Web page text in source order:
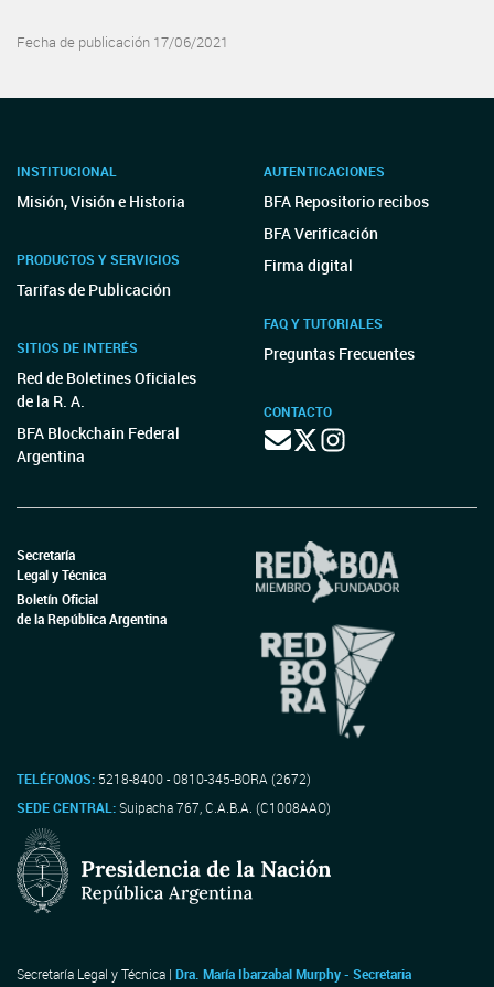
Fecha de publicación 17/06/2021
INSTITUCIONAL
Misión, Visión e Historia
PRODUCTOS Y SERVICIOS
Tarifas de Publicación
SITIOS DE INTERÉS
Red de Boletines Oficiales
de la R. A.
BFA Blockchain Federal
Argentina
AUTENTICACIONES
BFA Repositorio recibos
BFA Verificación
Firma digital
FAQ Y TUTORIALES
Preguntas Frecuentes
CONTACTO
Secretaría
Legal y Técnica
Boletín Oficial
de la República Argentina
TELÉFONOS: 5218-8400 - 0810-345-BORA (2672)
SEDE CENTRAL:Suipacha 767, C.A.B.A. (C1008AAO)
Secretaría Legal y Técnica | Dra. María Ibarzabal Murphy - Secretaria